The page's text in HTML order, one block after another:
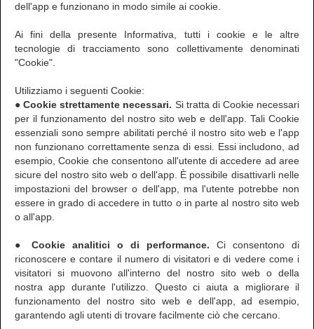
dell'app e funzionano in modo simile ai cookie.
Ai fini della presente Informativa, tutti i cookie e le altre
tecnologie di tracciamento sono collettivamente denominati
"Cookie".
Utilizziamo i seguenti Cookie:
● Cookie strettamente necessari. Si tratta di Cookie necessari
per il funzionamento del nostro sito web e dell'app. Tali Cookie
essenziali sono sempre abilitati perché il nostro sito web e l'app
non funzionano correttamente senza di essi. Essi includono, ad
esempio, Cookie che consentono all'utente di accedere ad aree
sicure del nostro sito web o dell'app. È possibile disattivarli nelle
impostazioni del browser o dell'app, ma l'utente potrebbe non
essere in grado di accedere in tutto o in parte al nostro sito web
o all'app.
● Cookie analitici o di performance. Ci consentono di
riconoscere e contare il numero di visitatori e di vedere come i
visitatori si muovono all'interno del nostro sito web o della
nostra app durante l'utilizzo. Questo ci aiuta a migliorare il
funzionamento del nostro sito web e dell'app, ad esempio,
garantendo agli utenti di trovare facilmente ciò che cercano.